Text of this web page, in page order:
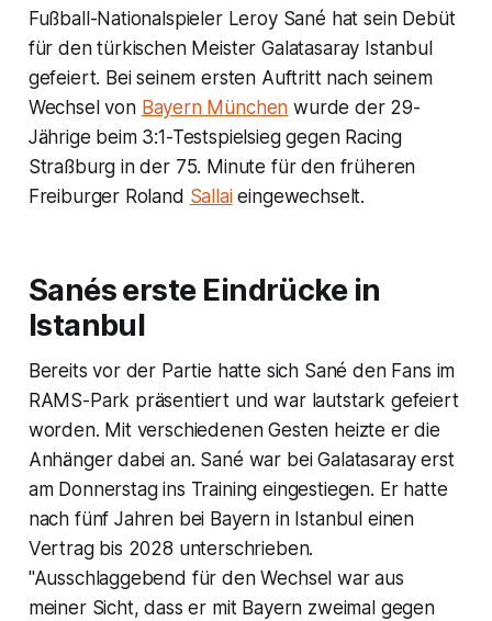
Fußball-Nationalspieler Leroy Sané hat sein Debüt
für den türkischen Meister Galatasaray Istanbul
gefeiert. Bei seinem ersten Auftritt nach seinem
Wechsel von Bayern München wurde der 29-
Jährige beim 3:1-Testspielsieg gegen Racing
Straßburg in der 75. Minute für den früheren
Freiburger Roland Sallaieingewechselt.
Sanés erste Eindrücke in
Istanbul
Bereits vor der Partie hatte sich Sané den Fans im
RAMS-Park präsentiert und war lautstark gefeiert
worden. Mit verschiedenen Gesten heizte er die
Anhänger dabei an. Sané war bei Galatasaray erst
am Donnerstag ins Training eingestiegen. Er hatte
nach fünf Jahren bei Bayern in Istanbul einen
Vertrag bis 2028 unterschrieben.
"Ausschlaggebend für den Wechsel war aus
meiner Sicht, dass er mit Bayern zweimal gegen